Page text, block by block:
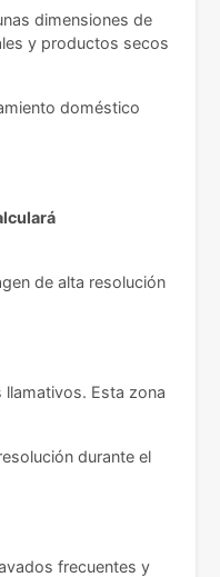
dimensiones de
y productos secos
doméstico
de alta resolución
Esta zona
durante el
frecuentes y